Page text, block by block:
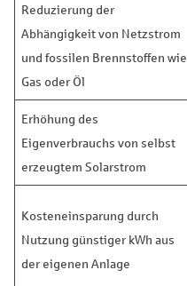
Reduzierung der
Abhängigkeit von Netzstrom
und fossilen Brennstoffen wie
Gas oder Öl
Erhöhung des
Eigenverbrauchs von selbst
erzeugtem Solarstrom
Kosteneinsparung durch
Nutzung günstiger kWh aus
der eigenen Anlage